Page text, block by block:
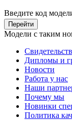
Введите код
Перейти
Модели с таким
Дипломы и
Новости
Работа у нас
Наши
Почему мы
Новинки
Политика